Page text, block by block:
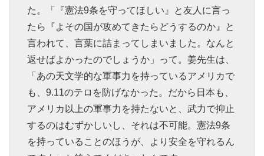
た。「『憲法9条を守ってほしい』と友人に言っ
たら『よその国が攻めてきたらどうするのか』と
言われて、言葉に詰まってしまいました。なんと
返せばよかったのでしょうか」って。姜先生は、
「あの天文学的な軍事力を持っているアメリカで
も、9.11のテロを防げなかった。だから日本も、
アメリカ以上の軍事力を持たないと、武力で抑止
するのはむずかしいし、それは不可能。憲法9条
を持っていることのほうが、より安全を守れるん